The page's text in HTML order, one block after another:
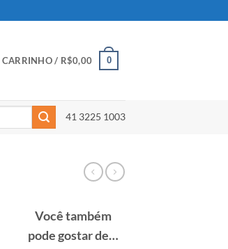
CARRINHO / R$0,00 0
41 3225 1003
Você também
pode gostar de…